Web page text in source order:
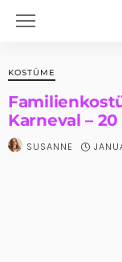
KOSTÜME
Karneval –
SUSANNE